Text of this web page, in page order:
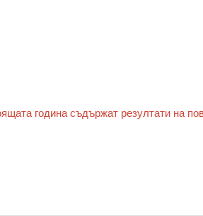
година съдържат резултати на